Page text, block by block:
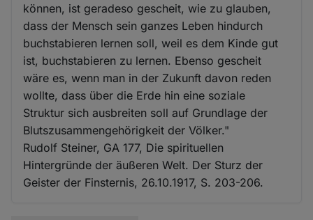
können, ist geradeso gescheit, wie zu glauben,
dass der Mensch sein ganzes Leben hindurch
buchstabieren lernen soll, weil es dem Kinde gut
ist, buchstabieren zu lernen. Ebenso gescheit
wäre es, wenn man in der Zukunft davon reden
wollte, dass über die Erde hin eine soziale
Struktur sich ausbreiten soll auf Grundlage der
Blutszusammengehörigkeit der Völker."
Rudolf Steiner, GA 177, Die spirituellen
Hintergründe der äußeren Welt. Der Sturz der
Geister der Finsternis, 26.10.1917, S. 203-206.